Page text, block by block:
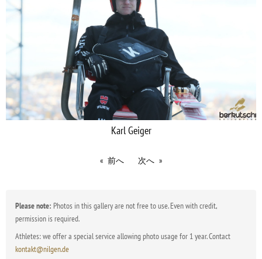
Karl Geiger
前へ 次へ
Please note: Photos in this gallery are not free to use. Even with credit,
permission is required.
Athletes: we offer a special service allowing photo usage for 1 year. Contact
kontakt@nilgen.de